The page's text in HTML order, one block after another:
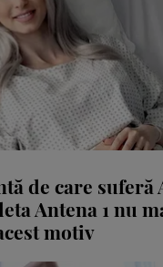
de care suferă
Antena 1 nu
motiv